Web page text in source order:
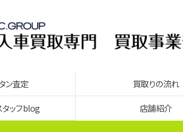
ン査定 買取りの流れ
タッフblog 店舗紹介